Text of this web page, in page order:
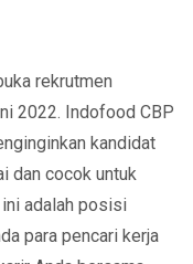
rekrutmen
2022. Indofood CBP
kandidat
dan cocok untuk
adalah posisi
para pencari kerja